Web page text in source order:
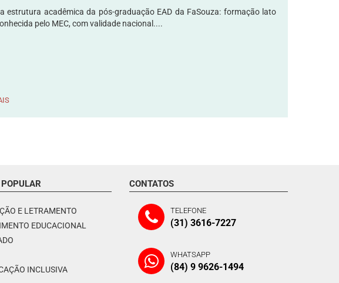
estrutura acadêmica da pós-graduação EAD da FaSouza: formação lato
pelo MEC, com validade nacional....
E LETRAMENTO
EDUCACIONAL
INCLUSIVA
CONTATOS
TELEFONE
(31) 3616-7227
WHATSAPP
(84) 9 9626-1494